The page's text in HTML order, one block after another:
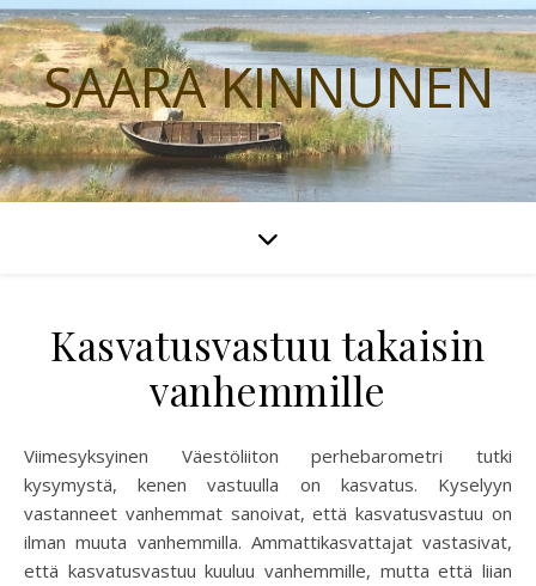
SAARA KINNUNEN
Kasvatusvastuu takaisin
vanhemmille
Viimesyksyinen Väestöliiton perhebarometri tutki
kysymystä, kenen vastuulla on kasvatus. Kyselyyn
vastanneet vanhemmat sanoivat, että kasvatusvastuu on
ilman muuta vanhemmilla. Ammattikasvattajat vastasivat,
että kasvatusvastuu kuuluu vanhemmille, mutta että liian